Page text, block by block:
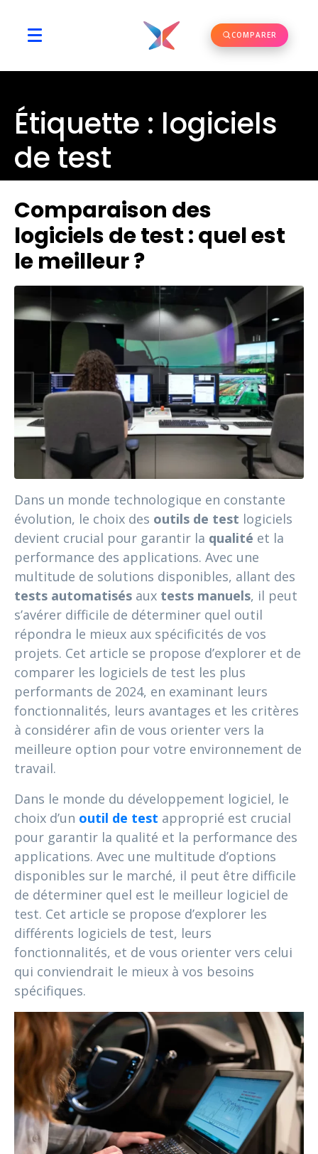
COMPARER
Étiquette : logiciels
de test
Comparaison des
logiciels de test : quel est
le meilleur ?
Dans un monde technologique en constante
évolution, le choix des outils de test logiciels
devient crucial pour garantir la qualité et la
performance des applications. Avec une
multitude de solutions disponibles, allant des
tests automatisés aux tests manuels, il peut
s’avérer difficile de déterminer quel outil
répondra le mieux aux spécificités de vos
projets. Cet article se propose d’explorer et de
comparer les logiciels de test les plus
performants de 2024, en examinant leurs
fonctionnalités, leurs avantages et les critères
à considérer afin de vous orienter vers la
meilleure option pour votre environnement de
travail.
Dans le monde du développement logiciel, le
choix d’un outil de test approprié est crucial
pour garantir la qualité et la performance des
applications. Avec une multitude d’options
disponibles sur le marché, il peut être difficile
de déterminer quel est le meilleur logiciel de
test. Cet article se propose d’explorer les
différents logiciels de test, leurs
fonctionnalités, et de vous orienter vers celui
qui conviendrait le mieux à vos besoins
spécifiques.